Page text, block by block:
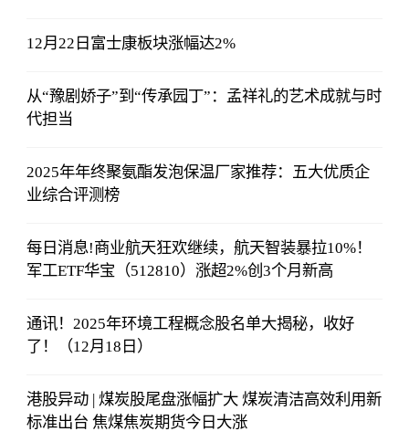
12月22日富士康板块涨幅达2%
从“豫剧娇子”到“传承园丁”：孟祥礼的艺术成就与时
代担当
2025年年终聚氨酯发泡保温厂家推荐：五大优质企
业综合评测榜
每日消息!商业航天狂欢继续，航天智装暴拉10%！
军工ETF华宝（512810）涨超2%创3个月新高
通讯！2025年环境工程概念股名单大揭秘，收好
了！（12月18日）
港股异动 | 煤炭股尾盘涨幅扩大 煤炭清洁高效利用新
标准出台 焦煤焦炭期货今日大涨